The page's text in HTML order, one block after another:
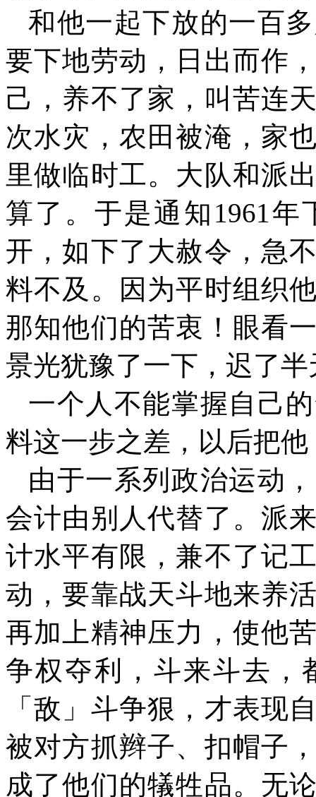
和他一起下放的一百
要下地劳动，日出而作
己，养不了家，叫苦连
次水灾，农田被淹，家
里做临时工。大队和派
算了。于是通知 1961年
开，如下了大赦令，急
料不及。因为平时组织
那知他们的苦衷！眼看
景光犹豫了一下，迟了
一个人不能掌握自己
料这一步之差，以后把
由于一系列政治运动
会计由别人代替了。派
计水平有限，兼不了记
动，要靠战天斗地来养
再加上精神压力，使他
争权夺利，斗来斗去，
「敌」斗争狠，才表现
被对方抓辫子、扣帽子
成了他们的犠牲品。无